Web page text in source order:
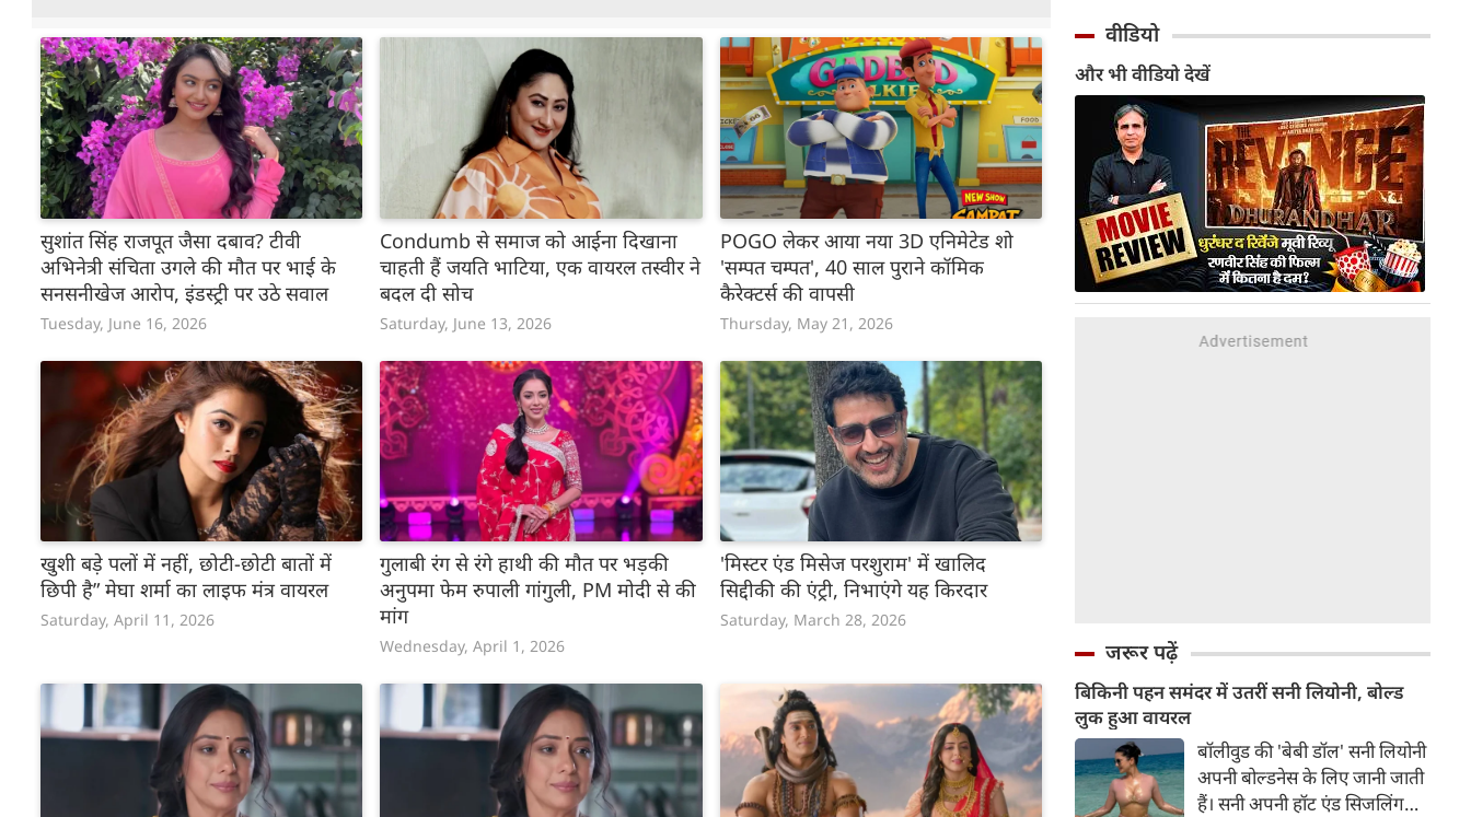
सुशांत सिंह राजपूत जैसा दबाव? टीवी
अभिनेत्री संचिता उगले की मौत पर भाई के
सनसनीखेज आरोप, इंडस्ट्री पर उठे सवाल
Tuesday, June 16, 2026
Condumb से समाज को आईना दिखाना
चाहती हैं जयति भाटिया, एक वायरल तस्वीर ने
बदल दी सोच
Saturday, June 13, 2026
POGO लेकर आया नया 3D एनिमेटेड शो
'सम्पत चम्पत', 40 साल पुराने कॉमिक
कैरेक्टर्स की वापसी
Thursday, May 21, 2026
खुशी बड़े पलों में नहीं, छोटी-छोटी बातों में
छिपी है” मेघा शर्मा का लाइफ मंत्र वायरल
Saturday, April 11, 2026
गुलाबी रंग से रंगे हाथी की मौत पर भड़की
अनुपमा फेम रुपाली गांगुली, PM मोदी से की
मांग
Wednesday, April 1, 2026
'मिस्टर एंड मिसेज परशुराम' में खालिद
सिद्दीकी की एंट्री, निभाएंगे यह किरदार
Saturday, March 28, 2026
कराया गया है, जहां डॉक्टरों की टीम
ने उनके दाहिने हाथ की एक माइनर
सर्जरी की है।
वीडियो
और भी वीडियो देखें
जरूर पढ़ें
बिकिनी पहन समंदर में उतरीं सनी लियोनी, बोल्ड
लुक हुआ वायरल
बॉलीवुड की 'बेबी डॉल' सनी लियोनी
अपनी बोल्डनेस के लिए जानी जाती
हैं। सनी अपनी हॉट एंड सिजलिंग